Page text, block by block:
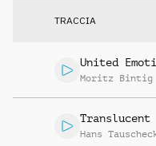
TRACCIA
United
Moritz Bintig
Translucent
Hans